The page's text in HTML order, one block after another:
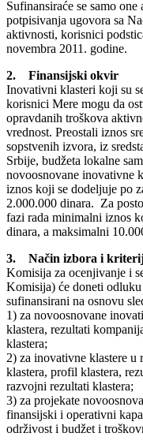
Sufinansiraće se samo
potpisivanja ugovora sa
aktivnosti, korisnici
novembra 2011. godine.
2. Finansijski okvir
Inovativni klasteri koji su
korisnici Mere mogu da
opravdanih troškova
vrednost. Preostali iznos
sopstvenih izvora, iz
Srbije, budžeta lokalne
novoosnovane inovativne
iznos koji se dodeljuje po
2.000.000 dinara. Za
fazi rada minimalni iznos
dinara, a maksimalni
3. Način izbora i
Komisija za ocenjivanje i
Komisija) će doneti
sufinansirani na osnovu
1) za novoosnovane
klastera, rezultati
klastera;
2) za inovativne klastere
klastera, profil klastera,
razvojni rezultati klastera;
3) za projekate
finansijski i operativni
održivost i budžet i